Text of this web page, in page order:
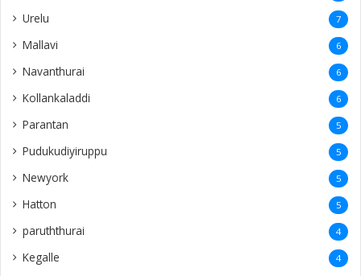
Urelu 7
Mallavi 6
Navanthurai 6
Kollankaladdi 6
Parantan 5
Pudukudiyiruppu 5
Newyork 5
Hatton 5
paruththurai 4
Kegalle 4